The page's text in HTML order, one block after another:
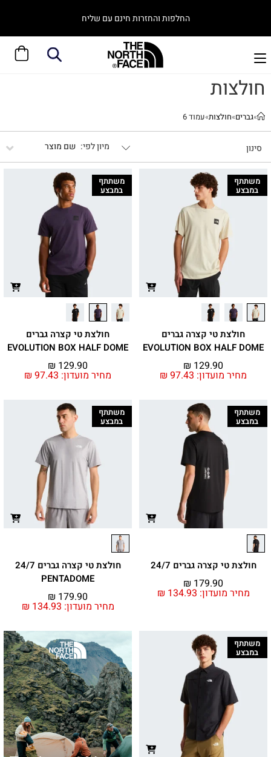
החלפות והחזרות חינם עם שליח
חולצות
»גברים»חולצות»עמוד 6
סינון שם מוצר
משתתף
במבצע
חולצת טי קצרה גברים
EVOLUTION BOX HALF DOME
מחיר מועדון: ₪ 97.43
₪ 129.90
משתתף
במבצע
חולצת טי קצרה גברים
EVOLUTION BOX HALF DOME
מחיר מועדון: ₪ 97.43
₪ 129.90
משתתף
במבצע
חולצת טי קצרה גברים 24/7
מחיר מועדון: ₪ 134.93
₪ 179.90
משתתף
במבצע
חולצת טי קצרה גברים 24/7
PENTADOME
מחיר מועדון: ₪ 134.93
₪ 179.90
משתתף
במבצע